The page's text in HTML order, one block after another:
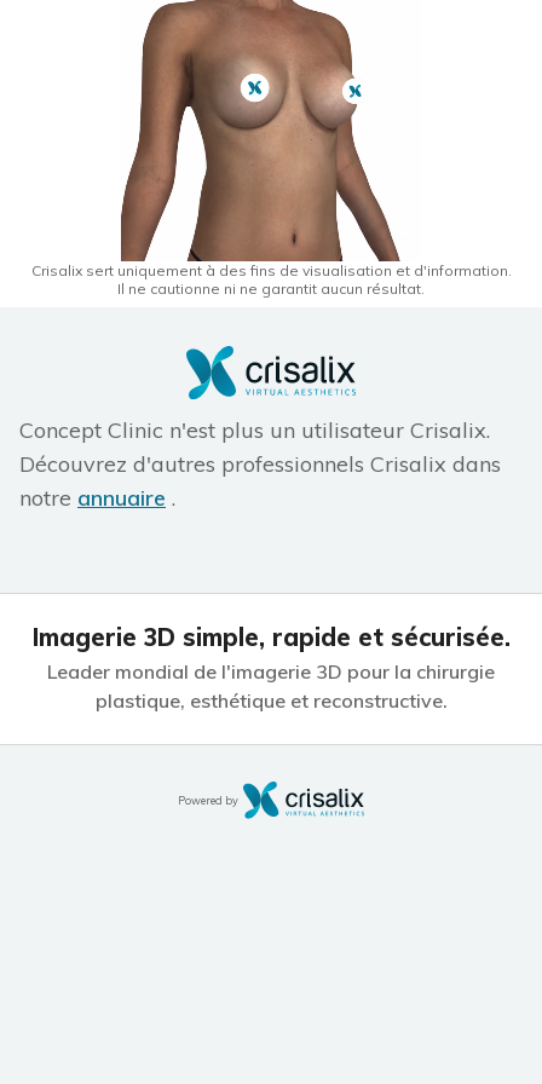
Crisalix sert uniquement à des fins de visualisation et d'information.
Il ne cautionne ni ne garantit aucun résultat.
Concept Clinic n'est plus un utilisateur Crisalix.
Découvrez d'autres professionnels Crisalix dans
notre annuaire .
Imagerie 3D simple, rapide et sécurisée.
Leader mondial de l'imagerie 3D pour la chirurgie
plastique, esthétique et reconstructive.
Powered by